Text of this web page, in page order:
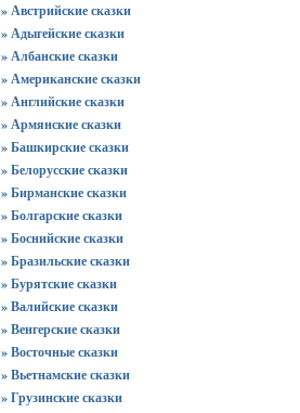
» Австрийские сказки
» Адыгейские сказки
» Албанские сказки
» Американские сказки
» Английские сказки
» Армянские сказки
» Башкирские сказки
» Белорусские сказки
» Бирманские сказки
» Болгарские сказки
» Боснийские сказки
» Бразильские сказки
» Бурятские сказки
» Валийские сказки
» Венгерские сказки
» Восточные сказки
» Вьетнамские сказки
» Грузинские сказки